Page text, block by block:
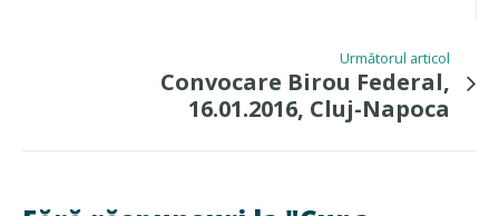
Următorul articol
Convocare Birou Federal,
16.01.2016, Cluj-Napoca